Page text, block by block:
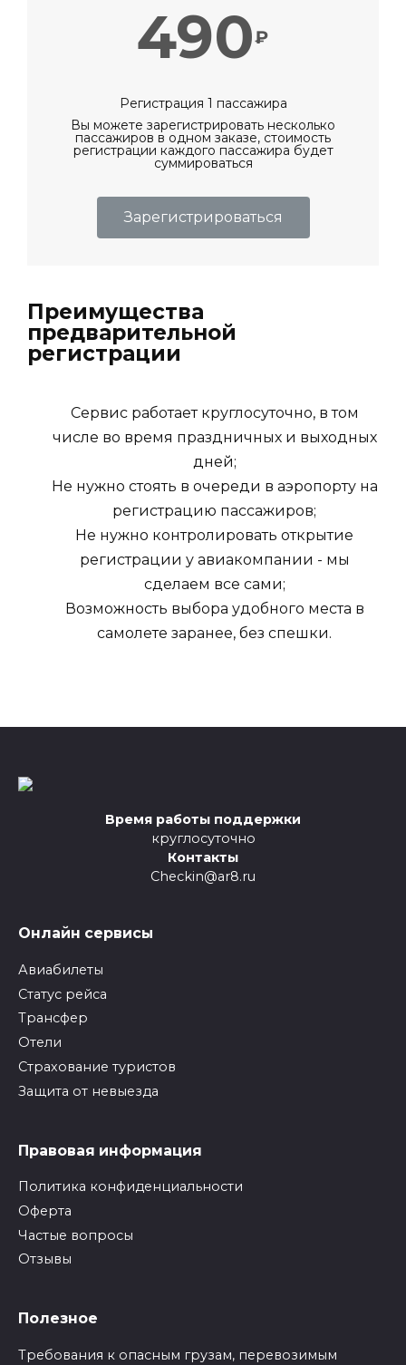
490₽
Регистрация 1 пассажира
Вы можете зарегистрировать несколько
пассажиров в одном заказе, стоимость
регистрации каждого пассажира будет
суммироваться
Зарегистрироваться
Преимущества
предварительной
регистрации
Сервис работает круглосуточно, в том
числе во время праздничных и выходных
дней;
Не нужно стоять в очереди в аэропорту на
регистрацию пассажиров;
Не нужно контролировать открытие
регистрации у авиакомпании - мы
сделаем все сами;
Возможность выбора удобного места в
самолете заранее, без спешки.
Время работы поддержки
круглосуточно
Контакты
Checkin@ar8.ru
Онлайн сервисы
Авиабилеты
Статус рейса
Трансфер
Отели
Страхование туристов
Защита от невыезда
Правовая информация
Политика конфиденциальности
Оферта
Частые вопросы
Отзывы
Полезное
Требования к опасным грузам, перевозимым